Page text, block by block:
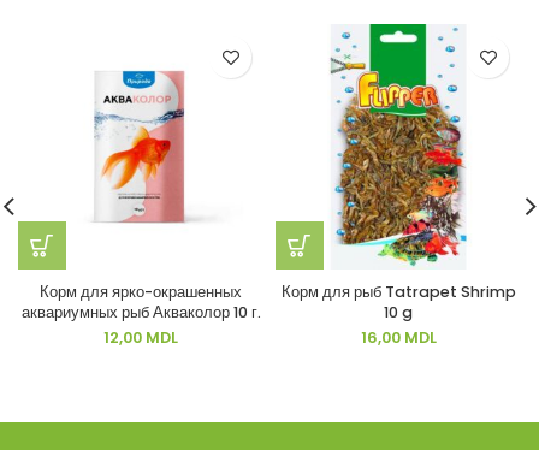
Корм для ярко-окрашенных
аквариумных рыб Акваколор 10 г.
12,00 MDL
Корм для рыб Tatrapet Shrimp
10 g
16,00 MDL